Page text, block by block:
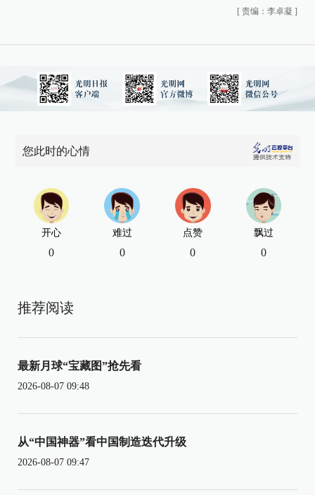
[ 责编：李卓凝 ]
您此时的心情
开心
0
难过
0
点赞
0
飘过
0
推荐阅读
最新月球“宝藏图”抢先看
2026-08-07 09:48
从“中国神器”看中国制造迭代升级
2026-08-07 09:47